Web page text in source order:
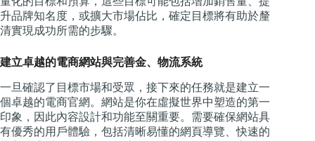
升品牌知名度，或擴大市場佔比，確定目標將有助於釐
清實現成功所需的步驟。
建立卓越的電商網站與完善金、物流系統
一旦確認了目標市場和受眾，接下來的任務就是建立一
個卓越的電商官網。網站是你在虛擬世界中塑造的第一
印象，因此內容設計和功能至關重要。需要確保網站具
有優秀的用戶體驗，包括清晰易懂的網頁導覽、快速的